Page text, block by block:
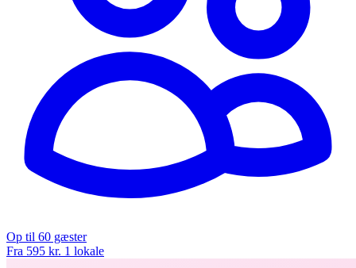
Op til 60 gæster
Fra 595 kr. 1 lokale